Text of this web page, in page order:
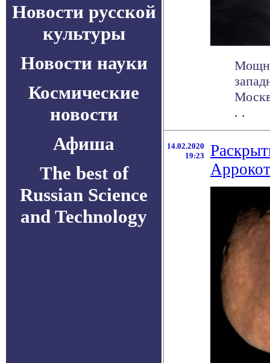
Новости русской
культуры
Новости науки
Космические
новости
Афиша
The best of
Russian Science
and Technology
. .
14.02.2020
19:23
Аррокот